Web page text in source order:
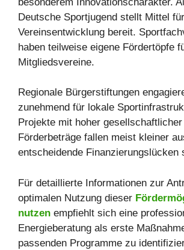
Deutsche Sportjugend stellt Mittel
Vereinsentwicklung bereit.
haben teilweise eigene Fördertöpfe
Mitgliedsvereine.
Regionale Bürgerstiftungen
zunehmend für lokale
Projekte mit hoher
Förderbeträge fallen meist kleiner
entscheidende Finanzierungslücken
Für detaillierte Informationen zur
optimalen Nutzung dieser Förder
nutzen empfiehlt sich eine
Energieberatung als erste
passenden Programme zu